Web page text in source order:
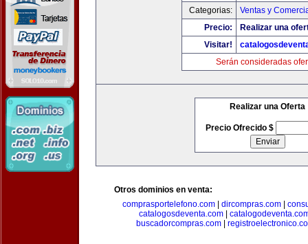
Categorias:
Ventas y
Precio:
Realizar una
Visitar!
Serán consideradas
Realizar una Oferta
Precio Ofrecido $
Otros dominios en venta:
comprasportelefono.com
dircompras.com
catalogosdeventa.com
buscadorcompras.com